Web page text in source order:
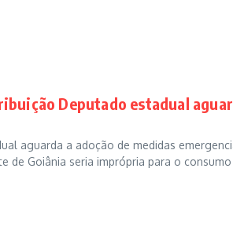
Deputado estadual
aguarda a adoção de medidas
de Goiânia seria imprópria para o consumo